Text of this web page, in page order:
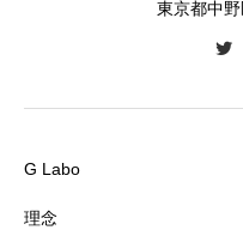
東京都中
G Labo
理念